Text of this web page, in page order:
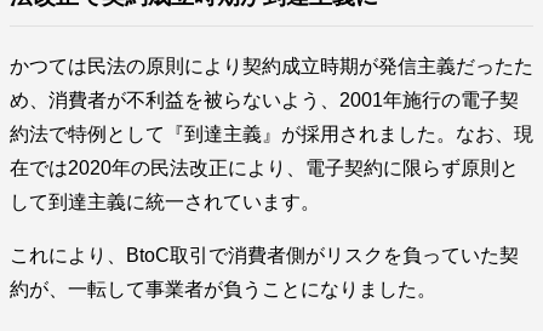
かつては民法の原則により契約成立時期が発信主義だったた
め、消費者が不利益を被らないよう、2001年施行の電子契
約法で特例として『到達主義』が採用されました。なお、現
在では2020年の民法改正により、電子契約に限らず原則と
して到達主義に統一されています。
これにより、BtoC取引で消費者側がリスクを負っていた契
約が、一転して事業者が負うことになりました。